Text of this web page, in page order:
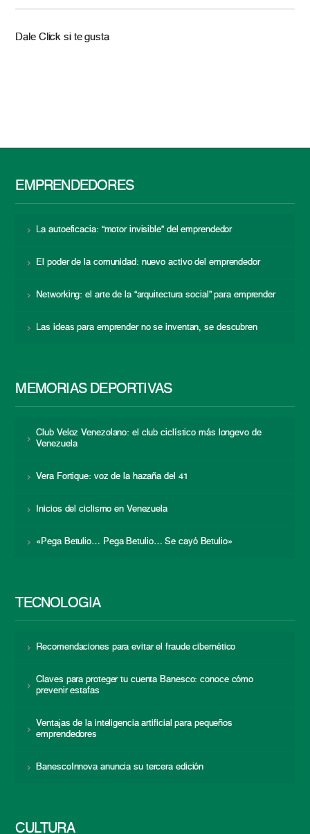
Dale Click si te gusta
EMPRENDEDORES
La autoeficacia: “motor invisible” del emprendedor
El poder de la comunidad: nuevo activo del emprendedor
Networking: el arte de la “arquitectura social” para emprender
Las ideas para emprender no se inventan, se descubren
MEMORIAS DEPORTIVAS
Club Veloz Venezolano: el club ciclístico más longevo de
Venezuela
Vera Fortique: voz de la hazaña del 41
Inicios del ciclismo en Venezuela
«Pega Betulio… Pega Betulio… Se cayó Betulio»
TECNOLOGÍA
Recomendaciones para evitar el fraude cibernético
Claves para proteger tu cuenta Banesco: conoce cómo
prevenir estafas
Ventajas de la inteligencia artificial para pequeños
emprendedores
BanescoInnova anuncia su tercera edición
CULTURA